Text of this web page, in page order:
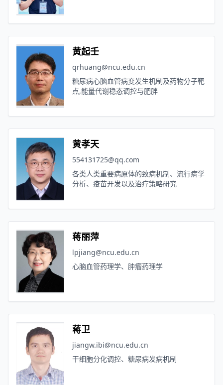
黄起壬
qrhuang@ncu.edu.cn
糖尿病心脑血管病变发生机制及药物分子靶
点,能量代谢稳态调控与肥胖
黄孝天
554131725@qq.com
各类人类重要病原体的致病机制、流行病学
分析、疫苗开发以及治疗策略研究
蒋丽萍
lpjiang@ncu.edu.cn
心脑血管药理学、肿瘤药理学
蒋卫
jiangw.ibi@ncu.edu.cn
干细胞分化调控、糖尿病发病机制